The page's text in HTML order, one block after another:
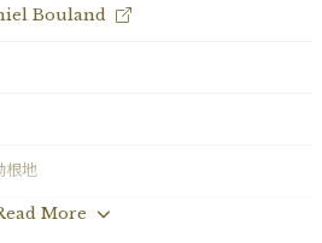
Bouland
地
More